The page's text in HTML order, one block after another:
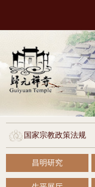
国家宗教政策法规
昌明研究